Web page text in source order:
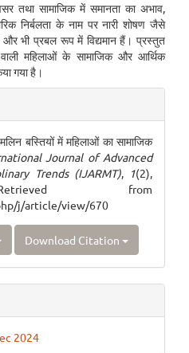
तथा सामाजिक में समानता का अभाव,
निर्बलता के नाम पर नारी शोषण जैसे
और भी प्रबल रूप में विद्यमान हैं। प्रस्तुत
महिलाओं के सामाजिक और आर्थिक
गया है।
बस्तियों में महिलाओं का सामाजिक
Journal of Advanced
Trends (IJARMT), 1(2),
from
j/article/view/670
Download Citation
2024